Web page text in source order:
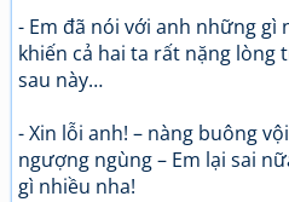
- Em đã nói với anh những gì
khiến cả hai ta rất nặng lòng
sau này…
- Xin lỗi anh! – nàng buông
ngượng ngùng – Em lại sai
gì nhiều nha!